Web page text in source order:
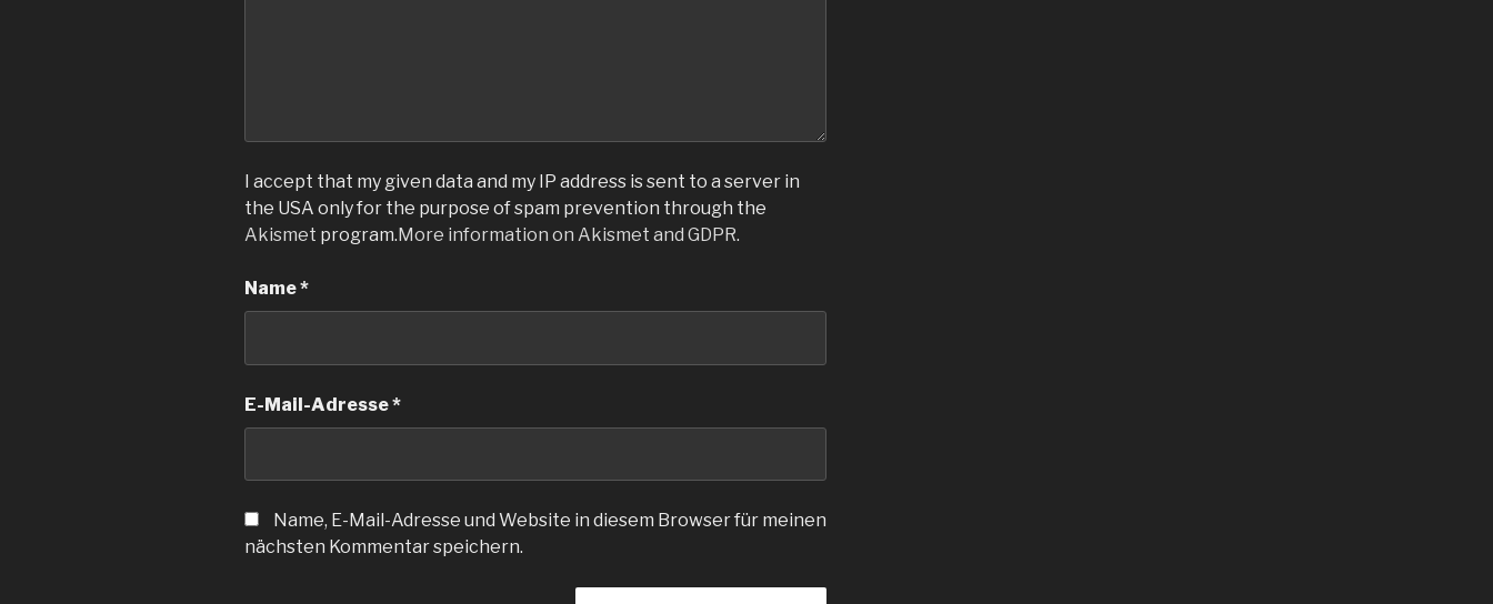
I accept that my given data and my IP address is sent to a server in
the USA only for the purpose of spam prevention through the
Akismet program.More information on Akismet and GDPR.
Name*
E-Mail-Adresse*
Name, E-Mail-Adresse und Website in diesem Browser für meinen
nächsten Kommentar speichern.